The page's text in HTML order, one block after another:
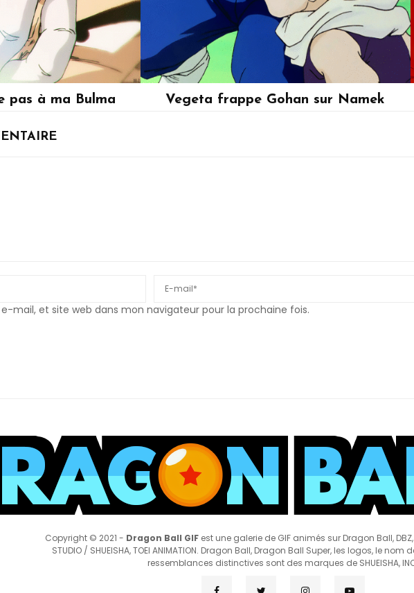
pas à ma Bulma Vegeta frappe Gohan sur Namek
mail, et site web dans mon navigateur pour la prochaine fois.
Copyright © 2021 - Dragon Ball GIFest une galerie de GIF animés sur Dragon Ball,
STUDIO / SHUEISHA, TOEI ANIMATION. Dragon Ball, Dragon Ball Super, les logos, le
ressemblances distinctives sont des marques de SHUEISHA,